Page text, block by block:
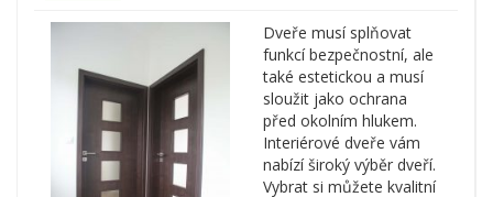
Dveře musí splňovat
funkcí bezpečnostní, ale
také estetickou a musí
sloužit jako ochrana
před okolním hlukem.
Interiérové dveře vám
nabízí široký výběr dveří.
Vybrat si můžete kvalitní